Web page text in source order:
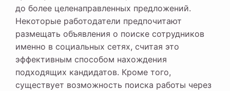
до более целенаправленных предложений.
Некоторые работодатели предпочитают
размещать объявления о поиске сотрудников
именно в социальных сетях, считая это
эффективным способом нахождения
подходящих кандидатов. Кроме того,
существует возможность поиска работы через